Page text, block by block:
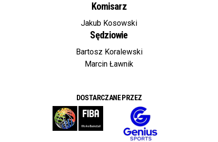
Komisarz
Jakub Kosowski
Sędziowie
Bartosz Koralewski
Marcin Ławnik
DOSTARCZANE PRZEZ